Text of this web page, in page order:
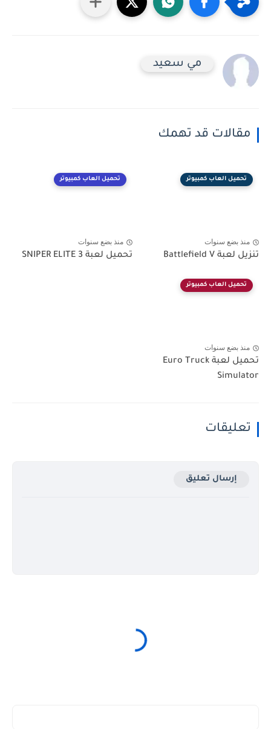
مي سعيد
مقالات قد تهمك
تحميل العاب كمبيوتر
منذ بضع سنوات
تنزيل لعبة Battlefield V
تحميل العاب كمبيوتر
منذ بضع سنوات
تحميل لعبة SNIPER ELITE 3
تحميل العاب كمبيوتر
منذ بضع سنوات
تحميل لعبة Euro Truck
Simulator
تعليقات
إرسال تعليق